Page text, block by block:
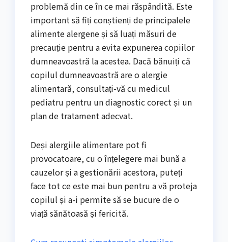
problemă din ce în ce mai răspândită. Este
important să fiți conștienți de principalele
alimente alergene și să luați măsuri de
precauție pentru a evita expunerea copiilor
dumneavoastră la acestea. Dacă bănuiți că
copilul dumneavoastră are o alergie
alimentară, consultați-vă cu medicul
pediatru pentru un diagnostic corect și un
plan de tratament adecvat.
Deși alergiile alimentare pot fi
provocatoare, cu o înțelegere mai bună a
cauzelor și a gestionării acestora, puteți
face tot ce este mai bun pentru a vă proteja
copilul și a-i permite să se bucure de o
viață sănătoasă și fericită.